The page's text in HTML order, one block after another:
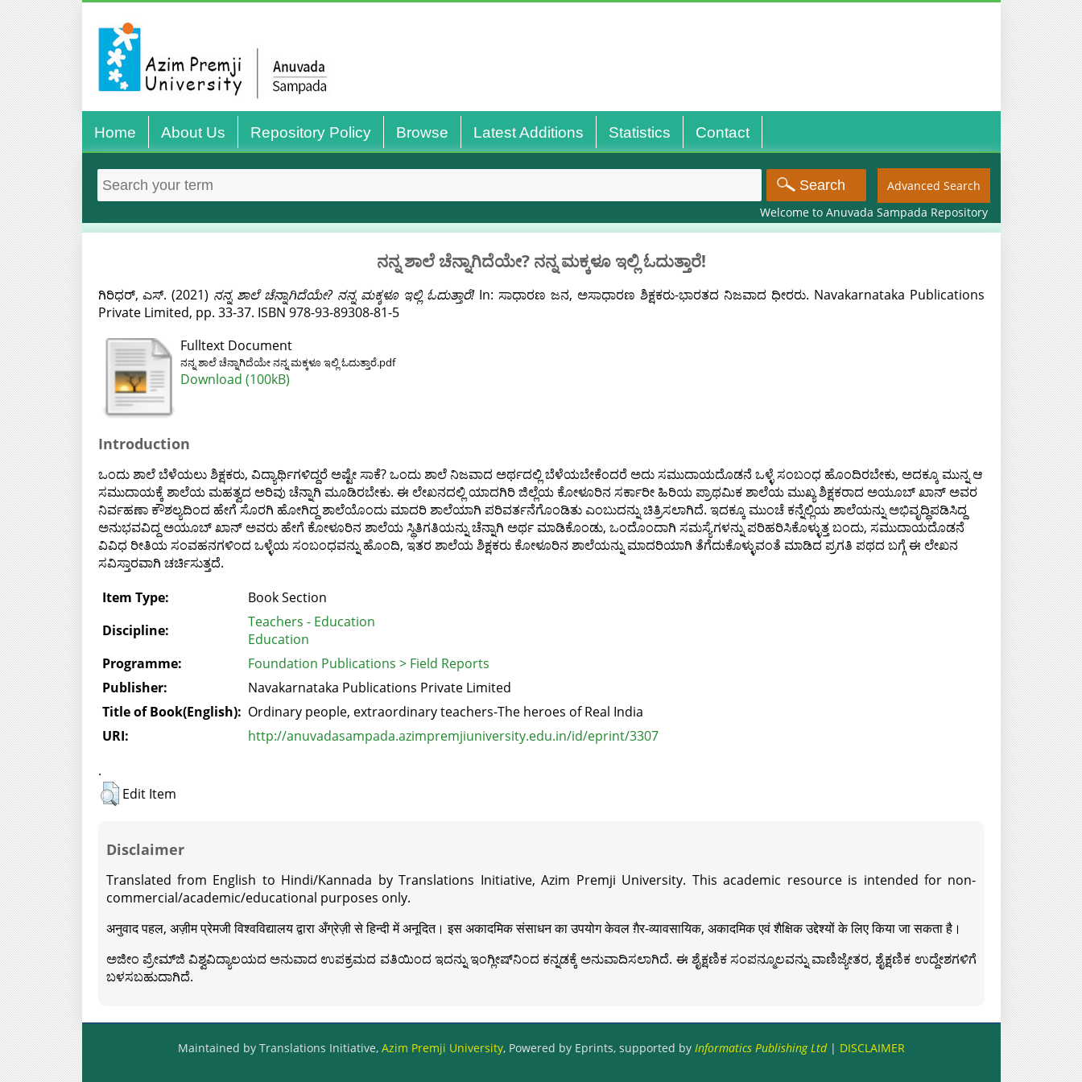
Home About Us Repository Policy Browse Latest Additions Statistics Contact
Advanced Search
Welcome to Anuvada Sampada Repository
ನನ್ನ ಶಾಲೆ ಚೆನ್ನಾಗಿದೆಯೇ? ನನ್ನ ಮಕ್ಕಳೂ ಇಲ್ಲಿ ಓದುತ್ತಾರೆ!
ಗಿರಿಧರ್, ಎಸ್. (2021) ನನ್ನ ಶಾಲೆ ಚೆನ್ನಾಗಿದೆಯೇ? ನನ್ನ ಮಕ್ಕಳೂ ಇಲ್ಲಿ ಓದುತ್ತಾರೆ!In: ಸಾಧಾರಣ ಜನ, ಅಸಾಧಾರಣ ಶಿಕ್ಷಕರು-ಭಾರತದ ನಿಜವಾದ ಧೀರರು. Navakarnataka Publications
Private Limited, pp. 33-37. ISBN 978-93-89308-81-5
Fulltext Document
ನನ್ನ ಶಾಲೆ ಚೆನ್ನಾಗಿದೆಯೇ ನನ್ನ ಮಕ್ಕಳೂ ಇಲ್ಲಿ ಓದುತ್ತಾರೆ.pdf
Download (100kB)
Introduction
ಒಂದು ಶಾಲೆ ಬೆಳೆಯಲು ಶಿಕ್ಷಕರು, ವಿದ್ಯಾರ್ಥಿಗಳಿದ್ದರೆ ಅಷ್ಟೇ ಸಾಕೆ? ಒಂದು ಶಾಲೆ ನಿಜವಾದ ಅರ್ಥದಲ್ಲಿ ಬೆಳೆಯಬೇಕೆಂದರೆ ಅದು ಸಮುದಾಯದೊಡನೆ ಒಳ್ಳೆ ಸಂಬಂಧ ಹೊಂದಿರಬೇಕು, ಅದಕ್ಕೂ ಮುನ್ನ ಆ
ಸಮುದಾಯಕ್ಕೆ ಶಾಲೆಯ ಮಹತ್ವದ ಅರಿವು ಚೆನ್ನಾಗಿ ಮೂಡಿರಬೇಕು. ಈ ಲೇಖನದಲ್ಲಿ ಯಾದಗಿರಿ ಜಿಲ್ಲೆಯ ಕೋಳೂರಿನ ಸರ್ಕಾರೀ ಹಿರಿಯ ಪ್ರಾಥಮಿಕ ಶಾಲೆಯ ಮುಖ್ಯ ಶಿಕ್ಷಕರಾದ ಅಯೂಬ್ ಖಾನ್ ಅವರ
ನಿರ್ವಹಣಾ ಕೌಶಲ್ಯದಿಂದ ಹೇಗೆ ಸೊರಗಿ ಹೋಗಿದ್ದ ಶಾಲೆಯೊಂದು ಮಾದರಿ ಶಾಲೆಯಾಗಿ ಪರಿವರ್ತನೆಗೊಂಡಿತು ಎಂಬುದನ್ನು ಚಿತ್ರಿಸಲಾಗಿದೆ. ಇದಕ್ಕೂ ಮುಂಚೆ ಕನ್ನೆಲ್ಲಿಯ ಶಾಲೆಯನ್ನು ಅಭಿವೃದ್ಧಿಪಡಿಸಿದ್ದ
ಅನುಭವವಿದ್ದ ಅಯೂಬ್ ಖಾನ್ ಅವರು ಹೇಗೆ ಕೋಳೂರಿನ ಶಾಲೆಯ ಸ್ಥಿತಿಗತಿಯನ್ನು ಚೆನ್ನಾಗಿ ಅರ್ಥ ಮಾಡಿಕೊಂಡು, ಒಂದೊಂದಾಗಿ ಸಮಸ್ಯೆಗಳನ್ನು ಪರಿಹರಿಸಿಕೊಳ್ಳುತ್ತ ಬಂದು, ಸಮುದಾಯದೊಡನೆ
ವಿವಿಧ ರೀತಿಯ ಸಂವಹನಗಳಿಂದ ಒಳ್ಳೆಯ ಸಂಬಂಧವನ್ನು ಹೊಂದಿ, ಇತರ ಶಾಲೆಯ ಶಿಕ್ಷಕರು ಕೋಳೂರಿನ ಶಾಲೆಯನ್ನು ಮಾದರಿಯಾಗಿ ತೆಗೆದುಕೊಳ್ಳುವಂತೆ ಮಾಡಿದ ಪ್ರಗತಿ ಪಥದ ಬಗ್ಗೆ ಈ ಲೇಖನ
ಸವಿಸ್ತಾರವಾಗಿ ಚರ್ಚಿಸುತ್ತದೆ.
Item Type:
Book Section
Discipline:
Teachers - Education
Education
Programme:
Foundation Publications > Field Reports
Publisher:
Navakarnataka Publications Private Limited
Title of Book(English): Ordinary people, extraordinary teachers-The heroes of Real India
URI:
http://anuvadasampada.azimpremjiuniversity.edu.in/id/eprint/3307
.
Edit Item
Disclaimer
Translated from English to Hindi/Kannada by Translations Initiative, Azim Premji University. This academic resource is intended for non-
commercial/academic/educational purposes only.
अनुवाद पहल, अज़ीम प्रेमजी विश्वविद्यालय द्वारा अँग्रेज़ी से हिन्दी में अनूदित। इस अकादमिक संसाधन का उपयोग केवल ग़ैर-व्यावसायिक, अकादमिक एवं शैक्षिक उद्देश्यों के लिए किया जा सकता है।
ಅಜೀಂ ಪ್ರೇಮ್‍ಜಿ ವಿಶ್ವವಿದ್ಯಾಲಯದ ಅನುವಾದ ಉಪಕ್ರಮದ ವತಿಯಿಂದ ಇದನ್ನು ಇಂಗ್ಲೀಷ್‍ನಿಂದ ಕನ್ನಡಕ್ಕೆ ಅನುವಾದಿಸಲಾಗಿದೆ. ಈ ಶೈಕ್ಷಣಿಕ ಸಂಪನ್ಮೂಲವನ್ನು ವಾಣಿಜ್ಯೇತರ, ಶೈಕ್ಷಣಿಕ ಉದ್ದೇಶಗಳಿಗೆ
ಬಳಸಬಹುದಾಗಿದೆ.
Maintained by Translations Initiative, Azim Premji University, Powered by Eprints, supported by Informatics Publishing Ltd| DISCLAIMER